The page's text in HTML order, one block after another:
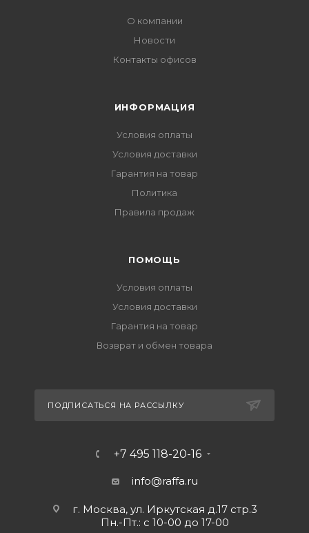
О компании
Новости
Контакты офисов
ИНФОРМАЦИЯ
Условия оплаты
Условия доставки
Гарантия на товар
Политика
Правила продаж
ПОМОЩЬ
Условия оплаты
Условия доставки
Гарантия на товар
Возврат и обмен товара
ПОДПИСАТЬСЯ НА РАССЫЛКУ
+7 495 118-20-16
info@raffa.ru
г. Москва, ул. Иркутская д.17 стр.3
Пн.-Пт.: с 10-00 до 17-00